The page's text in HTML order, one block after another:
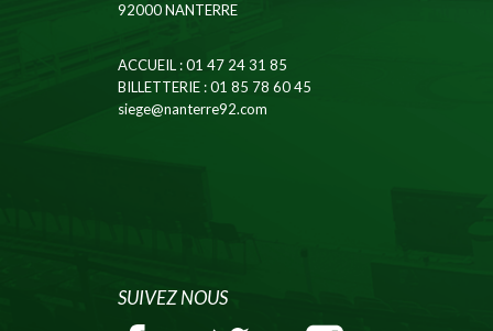
92000 NANTERRE
ACCUEIL: 01 47 24 31 85
BILLETTERIE: 01 85 78 60 45
siege@nanterre92.com
SUIVEZ NOUS